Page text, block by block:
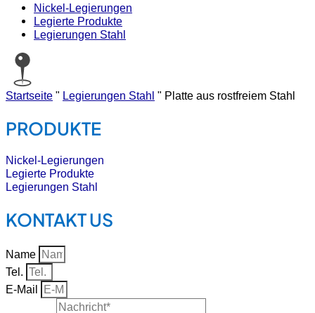
Nickel-Legierungen
Legierte Produkte
Legierungen Stahl
Startseite " Legierungen Stahl " Platte aus rostfreiem Stahl
PRODUKTE
Nickel-Legierungen
Legierte Produkte
Legierungen Stahl
KONTAKT US
Name
Tel.
E-Mail